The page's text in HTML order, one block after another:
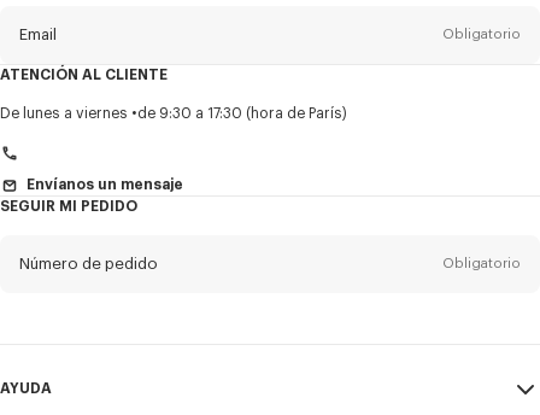
Email Obligatorio
TítuloObligatorio
ATENCIÓN AL CLIENTE
De lunes a viernes de 9:30 a 17:30 (hora de París)
Envíanos un mensaje
SEGUIR MI PEDIDO
Número de pedido Obligatorio
AYUDA